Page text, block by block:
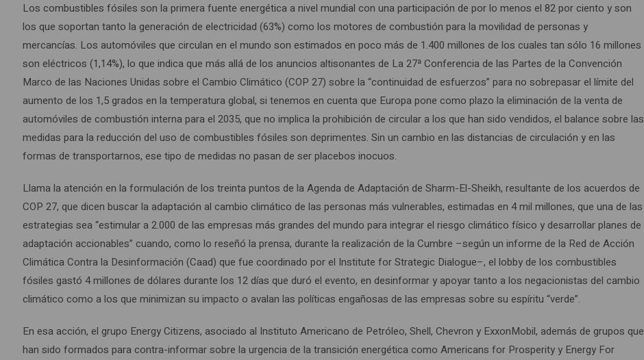
Los combustibles fósiles son la primera fuente energética a nivel mundial con una participación de por lo menos el 82 por ciento y son
los que soportan tanto la generación de electricidad (63%) como los motores de combustión para la movilidad de personas y
mercancías. Los automóviles que circulan en el mundo son estimados en poco más de 1.400 millones de los cuales tan sólo 16 millones
son eléctricos (1,14%), lo que indica que más allá de los anuncios altisonantes de La 27ª Conferencia de las Partes de la Convención
Marco de las Naciones Unidas sobre el Cambio Climático (COP 27) sobre la “continuidad de esfuerzos” para no sobrepasar el límite del
aumento de los 1,5 grados en la temperatura global, si tenemos en cuenta que Europa pone como plazo la eliminación de la venta de
automóviles de combustión interna para el 2035, que no implica la prohibición de circular a los que han sido vendidos, el balance sobre las
medidas para la reducción del uso de combustibles fósiles son deprimentes. Sin un cambio en las distancias de circulación y en las
formas de transportarnos, ese tipo de medidas no pasan de ser placebos inocuos.
Llama la atención en la formulación de los treinta puntos de la Agenda de Adaptación de Sharm-El-Sheikh, resultante de los acuerdos de
COP 27, que dicen buscar la adaptación al cambio climático de las personas más vulnerables, estimadas en 4 mil millones, que una de las
estrategias sea “estimular a 2.000 de las empresas más grandes del mundo para integrar el riesgo climático físico y desarrollar planes de
adaptación accionables” cuando, como lo reseñó la prensa, durante la realización de la Cumbre –según un informe de la Red de Acción
Climática Contra la Desinformación (Caad) que fue coordinado por el Institute for Strategic Dialogue–, el lobby de los combustibles
fósiles gastó 4 millones de dólares durante los 12 días que duró el evento, en desinformar y apoyar tanto a los negacionistas del cambio
climático como a los que minimizan su impacto o avalan las políticas engañosas de las empresas sobre su espíritu “verde”.
En esa acción, el grupo Energy Citizens, asociado al Instituto Americano de Petróleo, Shell, Chevron y ExxonMobil, además de grupos que
han sido formados para contra-informar sobre la urgencia de la transición energética como Americans for Prosperity y Energy For